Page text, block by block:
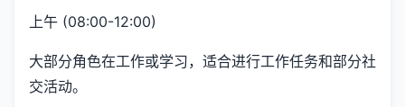
上午 (08:00-12:00)
大部分角色在工作或学习，适合进行工作任务和部分社
交活动。